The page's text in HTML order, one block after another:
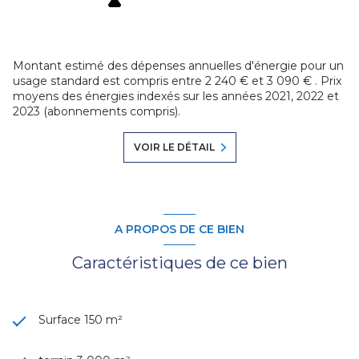
Montant estimé des dépenses annuelles d'énergie pour un
usage standard est compris entre 2 240 € et 3 090 € . Prix
moyens des énergies indexés sur les années 2021, 2022 et
2023 (abonnements compris).
VOIR LE DÉTAIL
A PROPOS DE CE BIEN
Caractéristiques de ce bien
Surface 150 m²